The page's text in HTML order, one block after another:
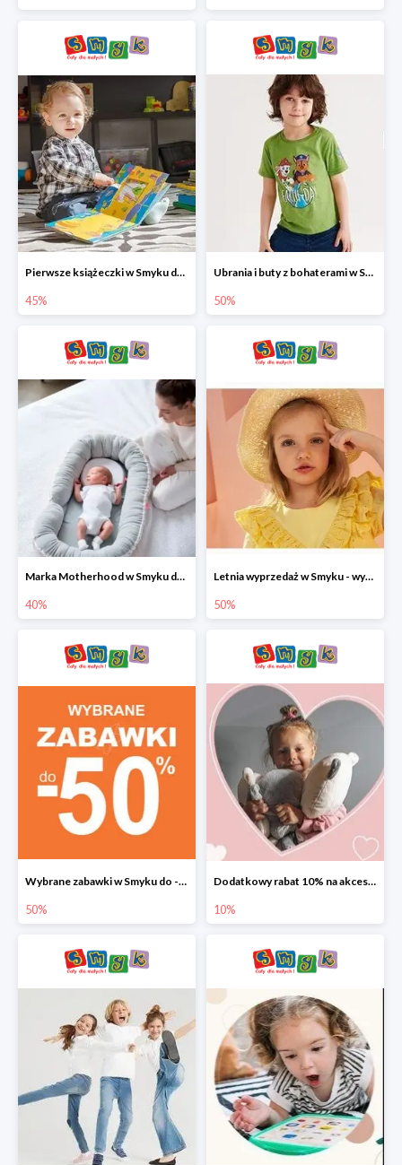
Pierwsze książeczki w Smyku do -45%
45%
Ubrania i buty z bohaterami w Smyku do -50%
50%
Marka Motherhood w Smyku do -40%
40%
Letnia wyprzedaż w Smyku - wybrane ubrania i buty do -50%
50%
Wybrane zabawki w Smyku do -50%
50%
Dodatkowy rabat 10% na akcesoria dziecięce
10%